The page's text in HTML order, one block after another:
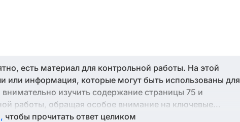
есть материал для контрольной работы. На этой
или информация, которые могут быть использованы для
изучить содержание страницы 75 и
работы, обращая особое внимание на ключевые
странице. Успехов в вашей подготовке!
чтобы прочитать ответ целиком